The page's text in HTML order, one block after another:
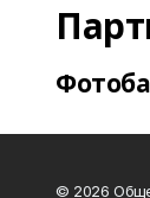
© 2026